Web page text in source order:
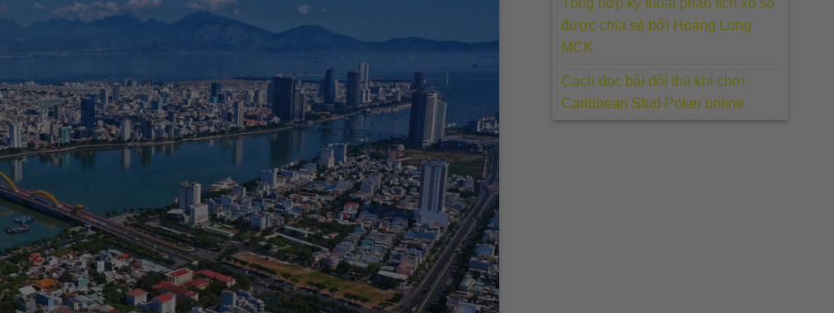
được chia sẻ bởi Hoàng Long
MCK
Cách đọc bài đối thủ khi chơi
Caribbean Stud Poker online